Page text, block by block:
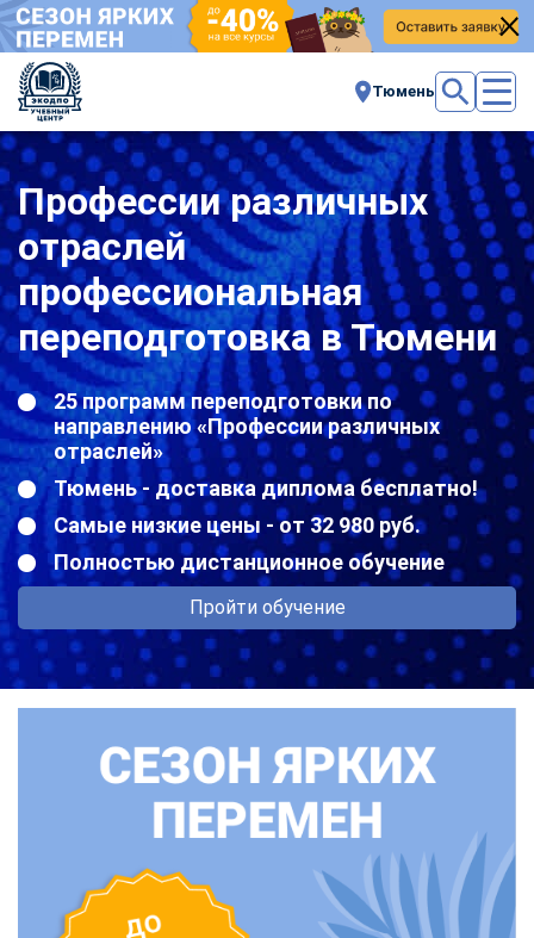
Тюмень
Профессии различных
отраслей
профессиональная
переподготовка в Тюмени
25 программ переподготовки по
направлению «Профессии различных
отраслей»
Тюмень - доставка диплома бесплатно!
Самые низкие цены - от 32 980 руб.
Полностью дистанционное обучение
Пройти обучение